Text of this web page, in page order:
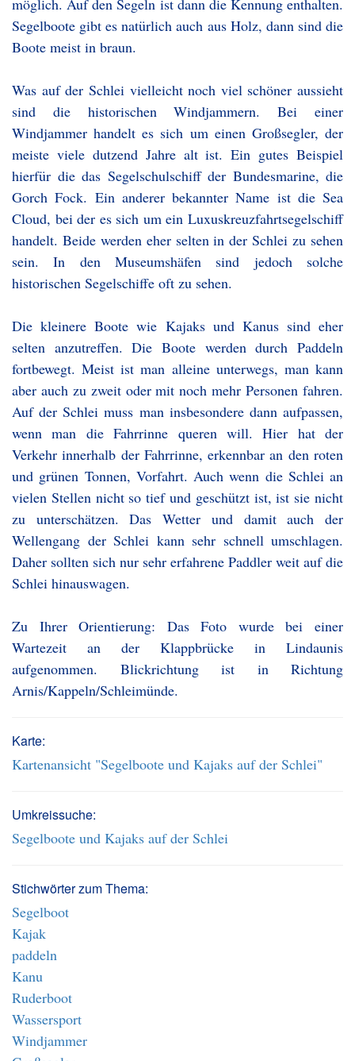
möglich. Auf den Segeln ist dann die Kennung enthalten.
Segelboote gibt es natürlich auch aus Holz, dann sind die
Boote meist in braun.
Was auf der Schlei vielleicht noch viel schöner aussieht
sind die historischen Windjammern. Bei einer
Windjammer handelt es sich um einen Großsegler, der
meiste viele dutzend Jahre alt ist. Ein gutes Beispiel
hierfür die das Segelschulschiff der Bundesmarine, die
Gorch Fock. Ein anderer bekannter Name ist die Sea
Cloud, bei der es sich um ein Luxuskreuzfahrtsegelschiff
handelt. Beide werden eher selten in der Schlei zu sehen
sein. In den Museumshäfen sind jedoch solche
historischen Segelschiffe oft zu sehen.
Die kleinere Boote wie Kajaks und Kanus sind eher
selten anzutreffen. Die Boote werden durch Paddeln
fortbewegt. Meist ist man alleine unterwegs, man kann
aber auch zu zweit oder mit noch mehr Personen fahren.
Auf der Schlei muss man insbesondere dann aufpassen,
wenn man die Fahrrinne queren will. Hier hat der
Verkehr innerhalb der Fahrrinne, erkennbar an den roten
und grünen Tonnen, Vorfahrt. Auch wenn die Schlei an
vielen Stellen nicht so tief und geschützt ist, ist sie nicht
zu unterschätzen. Das Wetter und damit auch der
Wellengang der Schlei kann sehr schnell umschlagen.
Daher sollten sich nur sehr erfahrene Paddler weit auf die
Schlei hinauswagen.
Zu Ihrer Orientierung: Das Foto wurde bei einer
Wartezeit an der Klappbrücke in Lindaunis
aufgenommen. Blickrichtung ist in Richtung
Arnis/Kappeln/Schleimünde.
Karte:
Kartenansicht "Segelboote und Kajaks auf der Schlei"
Umkreissuche:
Segelboote und Kajaks auf der Schlei
Stichwörter zum Thema:
Segelboot
Kajak
paddeln
Kanu
Ruderboot
Wassersport
Windjammer